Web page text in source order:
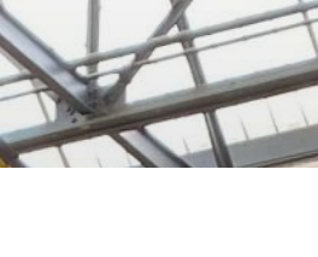
zu ...
BUS U-BAHN